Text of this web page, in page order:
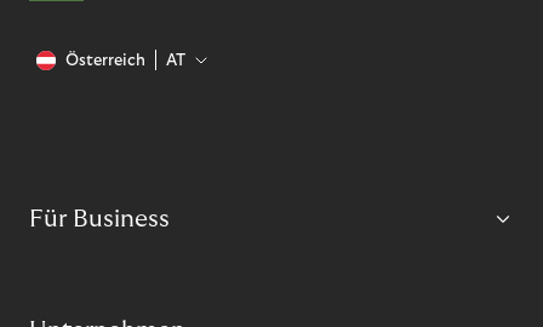
Österreich AT
Für Business